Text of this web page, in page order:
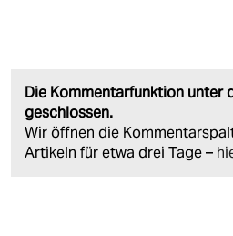
Die Kommentarfunktion unter
geschlossen.
Wir öffnen die
Artikeln für etwa drei Tage –